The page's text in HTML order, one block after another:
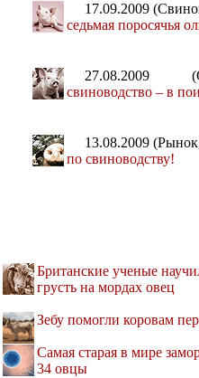
17.09.2009
седьмая поросячья
27.08.2009
свиноводство – в
13.08.2009
по свиноводству!
Британские ученые
грусть на мордах овец
Зебу помогли коровам
Самая старая в мире
34 овцы